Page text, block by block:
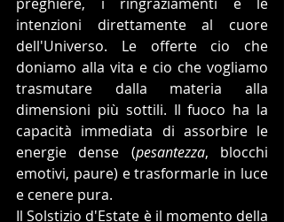
intenzioni direttamente al cuore
dell'Universo. Le offerte cio che
doniamo alla vita e cio che vogliamo
trasmutare dalla materia alla
dimensioni più sottili. Il fuoco ha la
capacità immediata di assorbire le
energie dense (pesantezza, blocchi
emotivi, paure) e trasformarle in luce
e cenere pura.